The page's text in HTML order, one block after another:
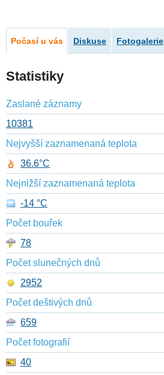
Počasí u vás Diskuse Fotogalerie
Statistiky
Zaslané záznamy
10381
Nejvyšší zaznamenaná teplota
36.6°C
Nejnižší zaznamenaná teplota
-14 °C
Počet bouřek
78
Počet slunečných dnů
2952
Počet deštivých dnů
659
Počet fotografií
40